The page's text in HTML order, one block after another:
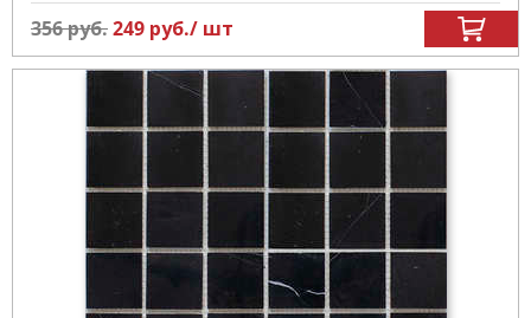
356руб.249 руб./ шт